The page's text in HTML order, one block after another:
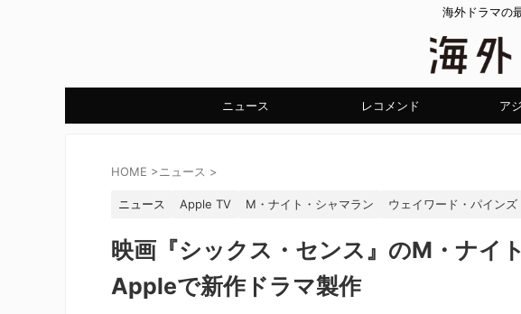
海外ドラマの
ニュース レコメンド ア
HOME >ニュース >
ニュース Apple TV M・ナイト・シャマラン ウェイワード・パインズ
映画『シックス・センス』のM・ナイ
Appleで新作ドラマ製作